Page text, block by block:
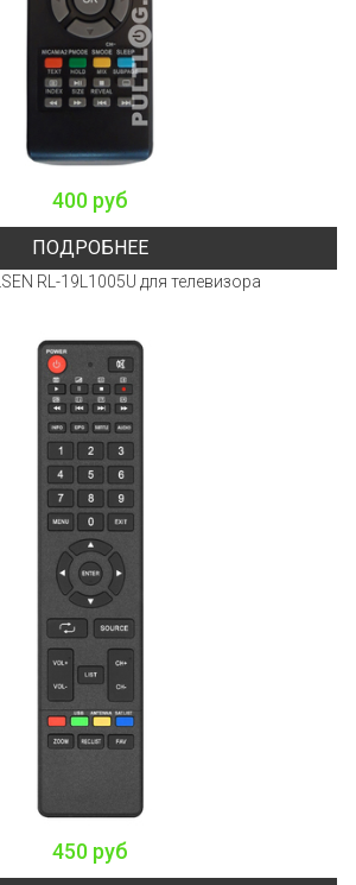
400 руб
ПОДРОБНЕЕ
RL-19L1005U для телевизора
450 руб